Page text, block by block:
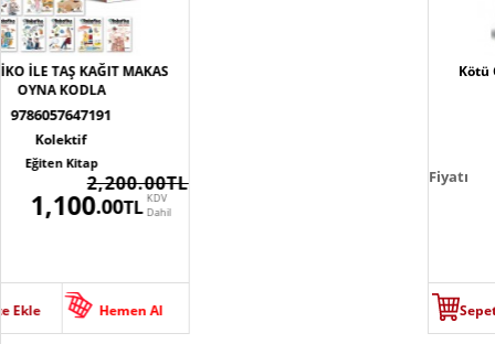
Kötü Çocuk Seti - Ciltli 4 Kitap
9786057583437
Ephesus Yayınları
Fiyatı
.00
1,950
Sepete Ekle